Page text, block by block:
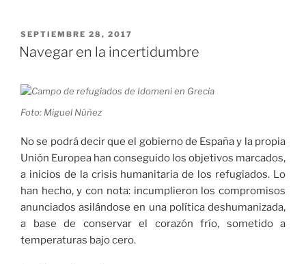
PUBLICADO
EL
SEPTIEMBRE 28, 2017
Navegar en la incertidumbre
Foto: Miguel Núñez
No se podrá decir que el gobierno de España y la propia
Unión Europea han conseguido los objetivos marcados,
a inicios de la crisis humanitaria de los refugiados. Lo
han hecho, y con nota: incumplieron los compromisos
anunciados asilándose en una política deshumanizada,
a base de conservar el corazón frío, sometido a
temperaturas bajo cero.